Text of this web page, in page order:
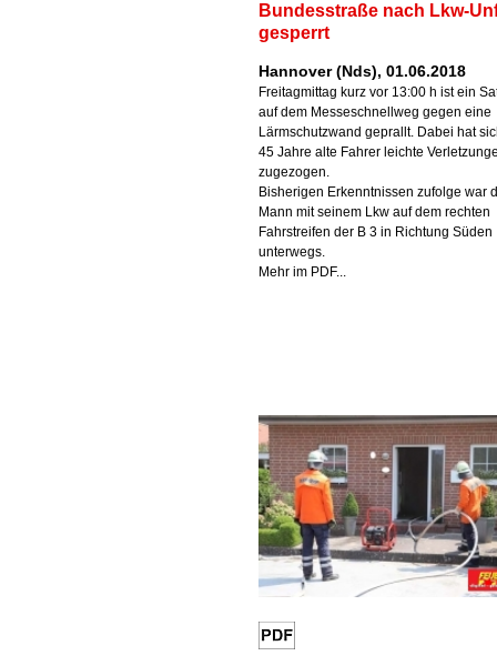
Bundesstraße nach Lkw-
gesperrt
Hannover (Nds), 01.06.2018
Freitagmittag kurz vor 13:00 h ist ein
auf dem Messeschnellweg gegen eine
Lärmschutzwand geprallt. Dabei hat
45 Jahre alte Fahrer leichte
zugezogen.
Bisherigen Erkenntnissen zufolge war
Mann mit seinem Lkw auf dem rechten
Fahrstreifen der B 3 in Richtung Süden
unterwegs.
Mehr im PDF...